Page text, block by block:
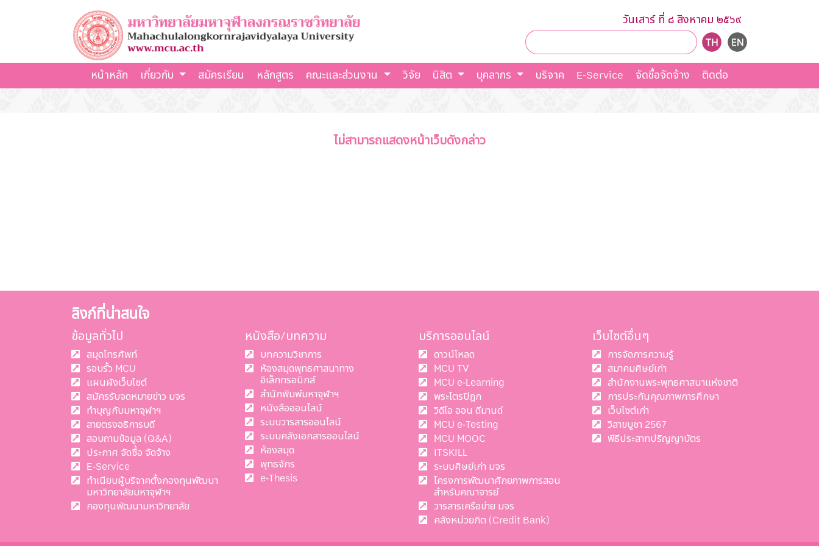
วันเสาร์ ที่ ๘ สิงหาคม ๒๕๖๙
หน้าหลัก เกี่ยวกับ สมัครเรียน หลักสูตร คณะและส่วนงาน วิจัย นิสิต บุคลากร บริจาค E-Service จัดชื้อจัดจ้าง ติดต่อ
ไม่สามารถแสดงหน้าเว็บดังกล่าว
ลิงก์ที่น่าสนใจ
ข้อมูลทั่วไป
สมุดโทรศัพท์
รอบรั้ว MCU
แผนผังเว็บไซต์
สมัครรับจดหมายข่าว มจร
ทำบุญกับมหาจุฬาฯ
สายตรงอธิการบดี
สอบถามข้อมูล (Q&A)
ประกาศ จัดซื้อ จัดจ้าง
E-Service
ทำเนียบผู้บริจาคตั้งกองทุนพัฒนา
มหาวิทยาลัยมหาจุฬาฯ
กองทุนพัฒนามหาวิทยาลัย
หนังสือ/บทความ
บทความวิชาการ
ห้องสมุดพุทธศาสนาทาง
อิเล็กทรอนิกส์
สำนักพิมพ์มหาจุฬาฯ
หนังสือออนไลน์
ระบบวารสารออนไลน์
ระบบคลังเอกสารออนไลน์
ห้องสมุด
พุทธจักร
e-Thesis
บริการออนไลน์
ดาวน์โหลด
MCU TV
MCU e-Learning
พระไตรปิฎก
วิดีโอ ออน ดีมานด์
MCU e-Testing
MCU MOOC
ITSKILL
ระบบศิษย์เก่า มจร
โครงการพัฒนาศักยภาพการสอน
สำหรับคณาจารย์
วารสารเครือข่าย มจร
คลังหน่วยกิต (Credit Bank)
เว็บไซต์อื่นๆ
การจัดการความรู้
สมาคมศิษย์เก่า
สำนักงานพระพุทธศาสนาแห่งชาติ
การประกันคุณภาพการศึกษา
เว็บไซต์เก่า
วิสาขบูชา 2567
พีธีประสาทปริญญาบัตร